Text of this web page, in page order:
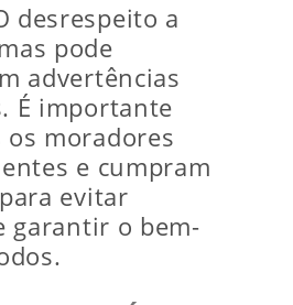
desrespeito a
pode
advertências
É importante
moradores
e cumpram
evitar
garantir o bem-